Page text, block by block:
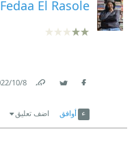
Fedaa El Rasole
8‏/10‏/2022
أوافق اضف تعليق